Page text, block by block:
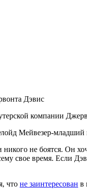
Дэвис
компании
Мейвезер-младший
не боятся. Он
свое время. Если
что не заинтересован в